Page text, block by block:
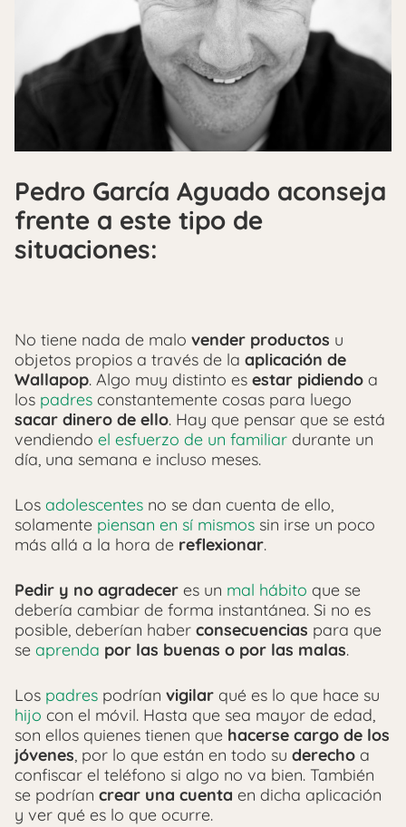
Pedro García Aguado aconseja
frente a este tipo de
situaciones:
No tiene nada de malo vender productos u
objetos propios a través de la aplicación de
Wallapop. Algo muy distinto es estar pidiendo a
los padres constantemente cosas para luego
sacar dinero de ello. Hay que pensar que se está
vendiendo el esfuerzo de un familiar durante un
día, una semana e incluso meses.
Los adolescentes no se dan cuenta de ello,
solamente piensan en sí mismos sin irse un poco
más allá a la hora de reflexionar.
Pedir y no agradecer es un mal hábito que se
debería cambiar de forma instantánea. Si no es
posible, deberían haber consecuencias para que
se aprenda por las buenas o por las malas.
Los padres podrían vigilar qué es lo que hace su
hijo con el móvil. Hasta que sea mayor de edad,
son ellos quienes tienen que hacerse cargo de los
jóvenes, por lo que están en todo su derecho a
confiscar el teléfono si algo no va bien. También
se podrían crear una cuenta en dicha aplicación
y ver qué es lo que ocurre.